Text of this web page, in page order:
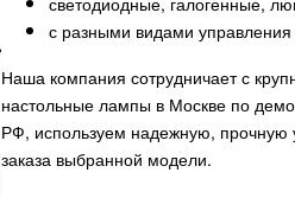
с разными видами
Наша компания сотрудничает с
настольные лампы в Москве по
РФ, используем надежную, прочную
заказа выбранной модели.